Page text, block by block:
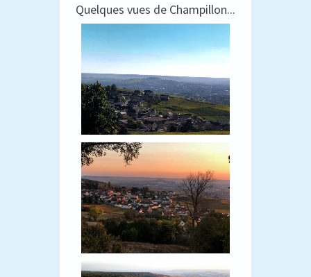
Quelques vues de Champillon...